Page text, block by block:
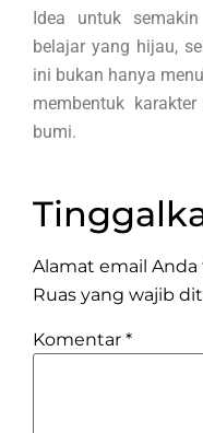
Idea untuk
belajar yang hijau,
ini bukan hanya
membentuk
bumi.
Alamat email
Ruas yang wajib
Komentar *